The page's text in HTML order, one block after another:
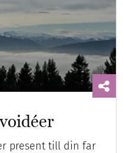
present till din far